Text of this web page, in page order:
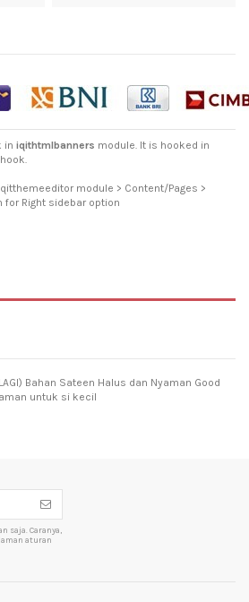
in iqithtmlbanners module. It is hooked in
module > Content/Pages >
for Right sidebar option
LAGI) Bahan Sateen Halus dan Nyaman Good
untuk si kecil
saja. Caranya,
aturan